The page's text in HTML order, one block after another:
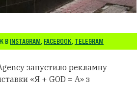
В INSTAGRAM, FACEBOOK, TELEGRAM
запустило рекламну
«Я + GOD = A» з